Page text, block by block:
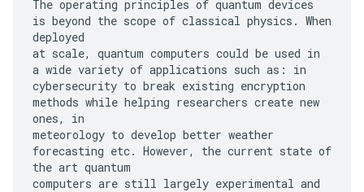
The operating principles of quantum devices
is beyond the scope of classical physics. When
deployed
at scale, quantum computers could be used in
a wide variety of applications such as: in
cybersecurity to break existing encryption
methods while helping researchers create new
ones, in
meteorology to develop better weather
forecasting etc. However, the current state of
the art quantum
computers are still largely experimental and